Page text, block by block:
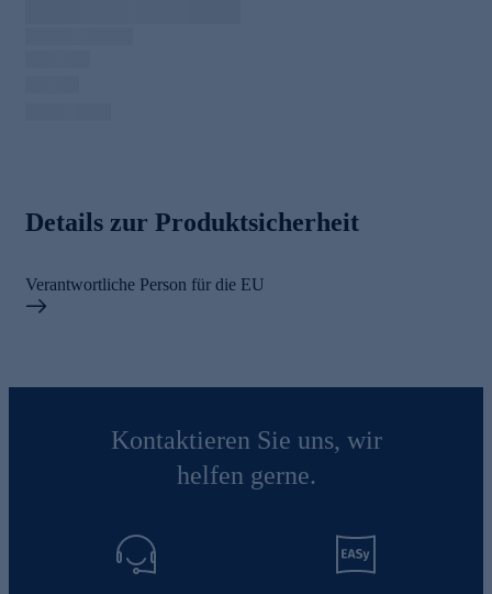
Details zur Produktsicherheit
Verantwortliche Person für die EU
Kontaktieren Sie uns, wir
helfen gerne.